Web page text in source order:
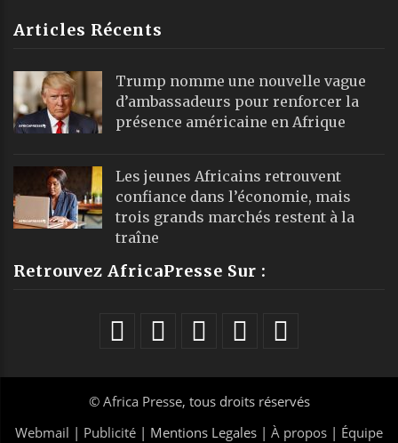
Articles Récents
Trump nomme une nouvelle vague
d’ambassadeurs pour renforcer la
présence américaine en Afrique
Les jeunes Africains retrouvent
confiance dans l’économie, mais
trois grands marchés restent à la
traîne
Retrouvez AfricaPresse Sur :
© Africa Presse, tous droits réservés
Webmail | Publicité | Mentions Legales | À propos | Équipe